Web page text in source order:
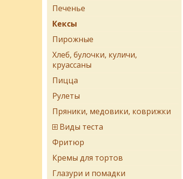
Печенье
Кексы
Пирожные
Хлеб, булочки, куличи,
круассаны
Пицца
Рулеты
Пряники, медовики, коврижки
Виды теста
Фритюр
Кремы для тортов
Глазури и помадки